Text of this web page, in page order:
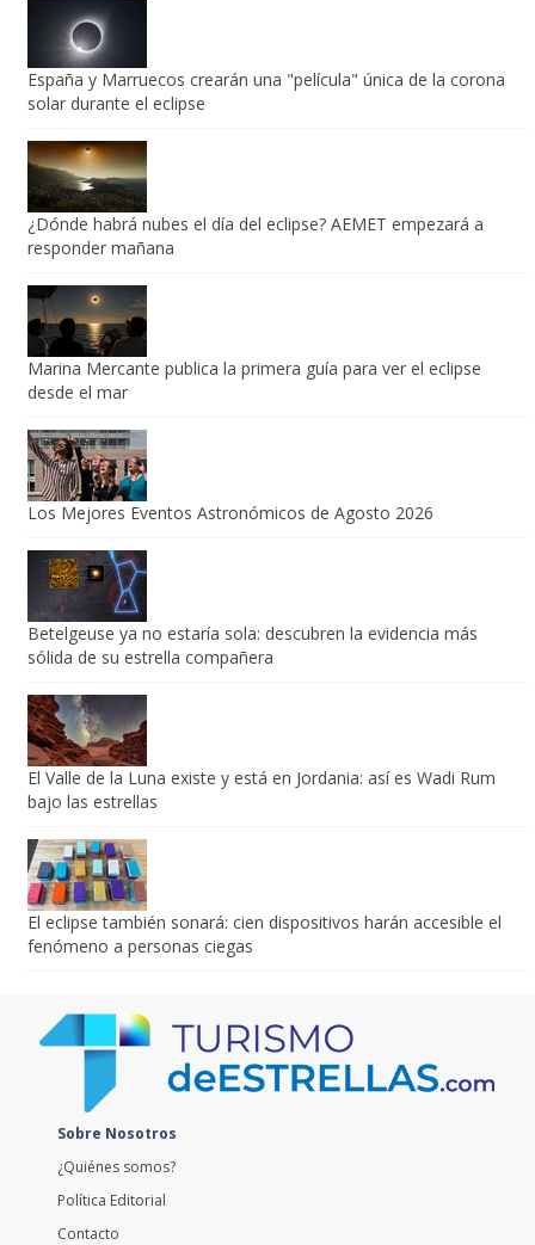
España y Marruecos crearán una "película" única de la corona
solar durante el eclipse
¿Dónde habrá nubes el día del eclipse? AEMET empezará a
responder mañana
Marina Mercante publica la primera guía para ver el eclipse
desde el mar
Los Mejores Eventos Astronómicos de Agosto 2026
Betelgeuse ya no estaría sola: descubren la evidencia más
sólida de su estrella compañera
El Valle de la Luna existe y está en Jordania: así es Wadi Rum
bajo las estrellas
El eclipse también sonará: cien dispositivos harán accesible el
fenómeno a personas ciegas
Sobre Nosotros
¿Quiénes somos?
Política Editorial
Contacto